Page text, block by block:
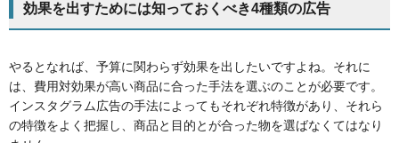
効果を出すためには知っておくべき4種類の広告
やるとなれば、予算に関わらず効果を出したいですよね。それに
は、費用対効果が高い商品に合った手法を選ぶのことが必要です。
インスタグラム広告の手法によってもそれぞれ特徴があり、それら
の特徴をよく把握し、商品と目的とが合った物を選ばなくてはなり